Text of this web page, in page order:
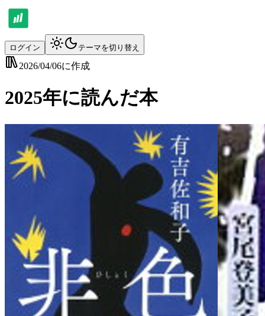
ログイン テーマを切り替え
2026/04/06に作成
2025年に読んだ本